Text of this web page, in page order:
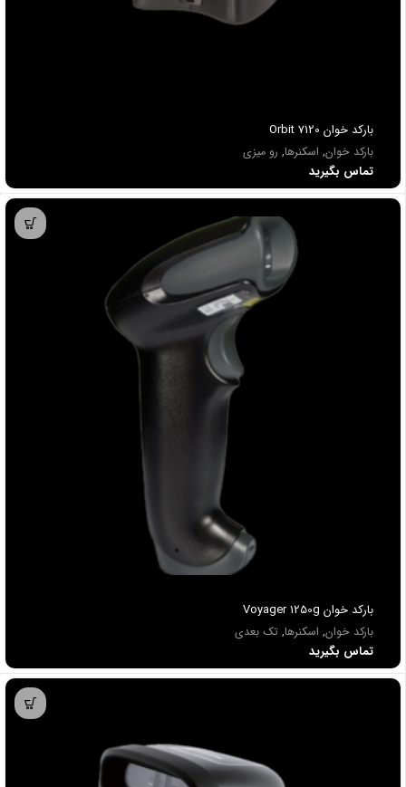
باركد خوان Orbit 7120
بارکد خوان, اسکنرها, رو میزی
تماس بگیرید
باركد خوان Voyager 1250g
بارکد خوان, اسکنرها, تک بعدی
تماس بگیرید